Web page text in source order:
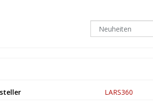
LARS360